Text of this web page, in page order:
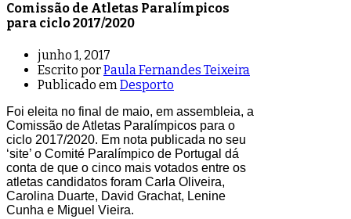
Comissão de Atletas Paralímpicos
para ciclo 2017/2020
junho 1, 2017
Escrito porPaula Fernandes Teixeira
Publicado em Desporto
Foi eleita no final de maio, em assembleia, a
Comissão de Atletas Paralímpicos para o
ciclo 2017/2020. Em nota publicada no seu
‘site’ o Comité Paralímpico de Portugal dá
conta de que o cinco mais votados entre os
atletas candidatos foram Carla Oliveira,
Carolina Duarte, David Grachat, Lenine
Cunha e Miguel Vieira.